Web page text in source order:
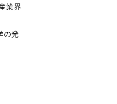
業界
の発